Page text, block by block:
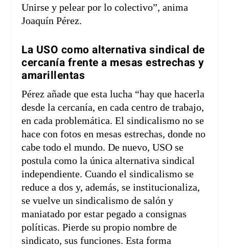
Unirse y pelear por lo colectivo”, anima
Joaquín Pérez.
La USO como alternativa sindical de
cercanía frente a mesas estrechas y
amarillentas
Pérez añade que esta lucha “hay que hacerla
desde la cercanía, en cada centro de trabajo,
en cada problemática. El sindicalismo no se
hace con fotos en mesas estrechas, donde no
cabe todo el mundo. De nuevo, USO se
postula como la única alternativa sindical
independiente. Cuando el sindicalismo se
reduce a dos y, además, se institucionaliza,
se vuelve un sindicalismo de salón y
maniatado por estar pegado a consignas
políticas. Pierde su propio nombre de
sindicato, sus funciones. Esta forma